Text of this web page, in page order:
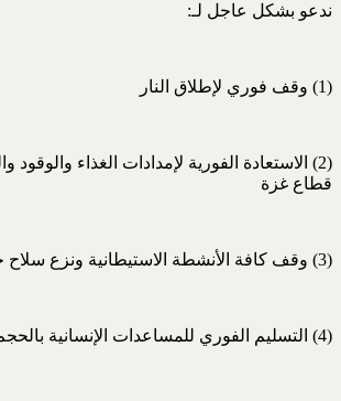
ندعو بشكل عاجل لـ:
(1) وقف فوري لإطلاق النار
(2) الاستعادة الفورية لإمدادات الغذاء والوقود
قطاع غزة
(3) وقف كافة الأنشطة الاستيطانية ونزع سلاح جميع المستوطنين
(4) التسليم الفوري للمساعدات الإنسانية بالحجم المطلوب